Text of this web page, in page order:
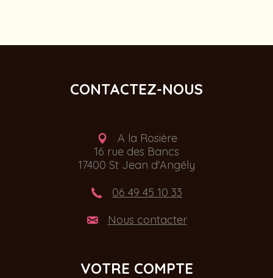
CONTACTEZ-NOUS
A la Rosière
16 rue des Bancs
17400 St Jean d'Angély
06 49 45 10 33
Nous contacter
VOTRE COMPTE